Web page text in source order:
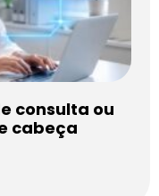
consulta ou
cabeça